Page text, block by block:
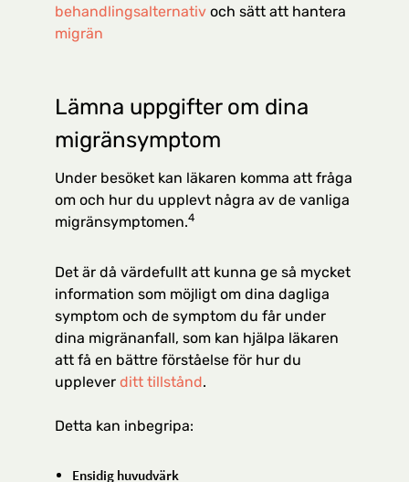
behandlingsalternativ och sätt att hantera
migrän
Lämna uppgifter om dina
migränsymptom
Under besöket kan läkaren komma att fråga
om och hur du upplevt några av de vanliga
migränsymptomen.4
Det är då värdefullt att kunna ge så mycket
information som möjligt om dina dagliga
symptom och de symptom du får under
dina migränanfall, som kan hjälpa läkaren
att få en bättre förståelse för hur du
upplever ditt tillstånd.
Detta kan inbegripa:
Ensidig huvudvärk